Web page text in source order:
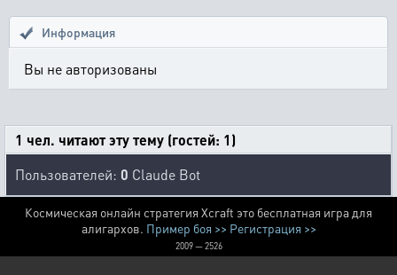
Информация
Вы не авторизованы
1 чел. читают эту тему (гостей: 1)
Пользователей: 0 Claude Bot
Космическая онлайн стратегия Xcraft это бесплатная игра для
алигархов. Пример боя >> Регистрация >>
2009 — 2526